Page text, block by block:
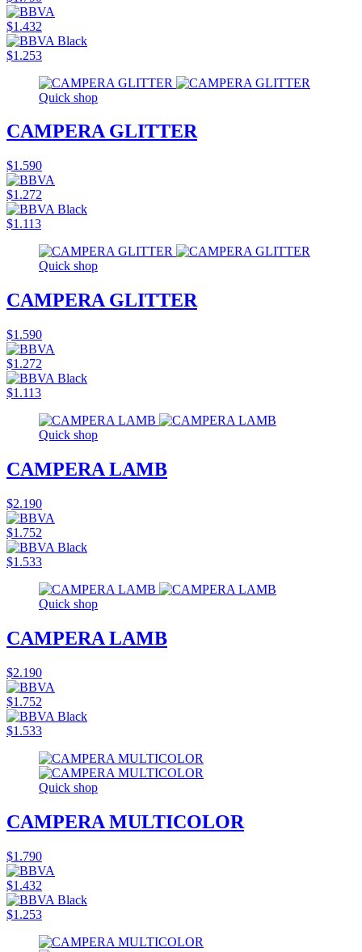
$1.432
$1.253
Quick shop
CAMPERA GLITTER
$1.590
$1.272
$1.113
Quick shop
CAMPERA GLITTER
$1.590
$1.272
$1.113
Quick shop
CAMPERA LAMB
$2.190
$1.752
$1.533
Quick shop
CAMPERA LAMB
$2.190
$1.752
$1.533
Quick shop
CAMPERA MULTICOLOR
$1.790
$1.432
$1.253